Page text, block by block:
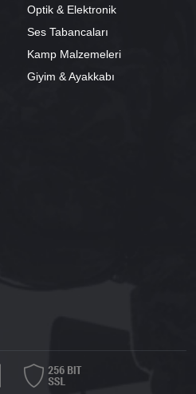
Optik & Elektronik
Ses Tabancaları
Kamp Malzemeleri
Giyim & Ayakkabı